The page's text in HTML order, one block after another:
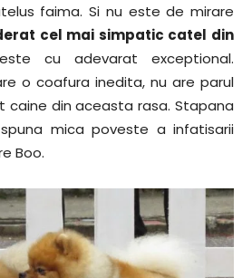
faima. Si nu este de mirare
cel mai simpatic catel din
cu adevarat exceptional.
o coafura inedita, nu are parul
caine din aceasta rasa. Stapana
mica poveste a infatisarii
Boo.